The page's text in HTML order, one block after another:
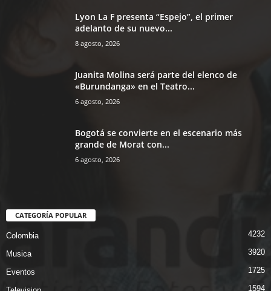
Lyon La F presenta “Espejo”, el primer
adelanto de su nuevo...
8 agosto, 2026
Juanita Molina será parte del elenco de
«Burundanga» en el Teatro...
6 agosto, 2026
Bogotá se convierte en el escenario más
grande de Morat con...
6 agosto, 2026
CATEGORÍA POPULAR
Colombia 4232
Musica 3920
Eventos 1725
1594